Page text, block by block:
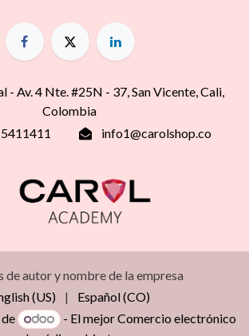
- Av. 4 Nte. #25N - 37, San Vicente, Cali,
Colombia
info1@carolshop.co
de autor y nombre de la empresa
(US)
|
Español (CO)
- El mejorComercio electrónico